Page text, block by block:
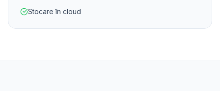
Stocare în cloud